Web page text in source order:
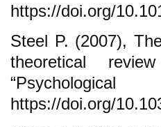
https://doi.org/
Steel P. (2007),
theoretical
https://doi.org/